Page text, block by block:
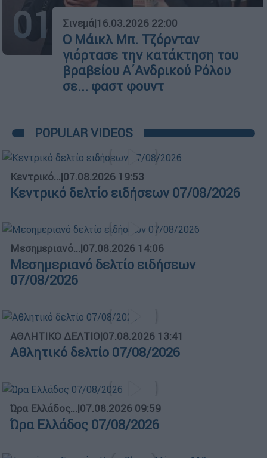
01 Σινεμά|16.03.2026 22:00
Ο Μάικλ Μπ. Τζόρνταν
γιόρτασε την κατάκτηση του
βραβείου Α΄Ανδρικού Ρόλου
σε... φαστ φουντ
POPULAR VIDEOS
Κεντρικό...|07.08.2026 19:53
Κεντρικό δελτίο ειδήσεων 07/08/2026
Μεσημεριανό...|07.08.2026 14:06
Μεσημεριανό δελτίο ειδήσεων
07/08/2026
ΑΘΛΗΤΙΚΟ ΔΕΛΤΙΟ|07.08.2026 13:41
Αθλητικό δελτίο 07/08/2026
Ώρα Ελλάδος...|07.08.2026 09:59
Ώρα Ελλάδος 07/08/2026